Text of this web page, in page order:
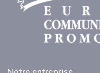
Notre entreprise